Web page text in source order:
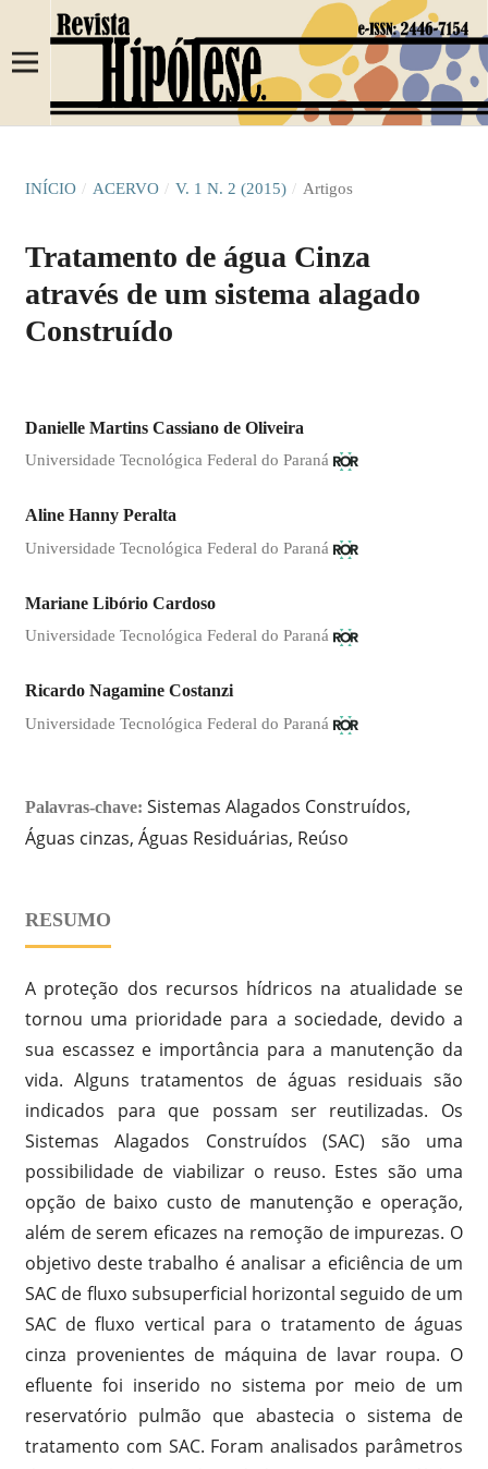
INÍCIO / ACERVO / V. 1 N. 2 (2015) / Artigos
Tratamento de água Cinza
através de um sistema alagado
Construído
Danielle Martins Cassiano de Oliveira
Universidade Tecnológica Federal do Paraná
Aline Hanny Peralta
Universidade Tecnológica Federal do Paraná
Mariane Libório Cardoso
Universidade Tecnológica Federal do Paraná
Ricardo Nagamine Costanzi
Universidade Tecnológica Federal do Paraná
Palavras-chave: Sistemas Alagados Construídos,
Águas cinzas, Águas Residuárias, Reúso
RESUMO
A proteção dos recursos hídricos na atualidade se
tornou uma prioridade para a sociedade, devido a
sua escassez e importância para a manutenção da
vida. Alguns tratamentos de águas residuais são
indicados para que possam ser reutilizadas. Os
Sistemas Alagados Construídos (SAC) são uma
possibilidade de viabilizar o reuso. Estes são uma
opção de baixo custo de manutenção e operação,
além de serem eficazes na remoção de impurezas. O
objetivo deste trabalho é analisar a eficiência de um
SAC de fluxo subsuperficial horizontal seguido de um
SAC de fluxo vertical para o tratamento de águas
cinza provenientes de máquina de lavar roupa. O
efluente foi inserido no sistema por meio de um
reservatório pulmão que abastecia o sistema de
tratamento com SAC. Foram analisados parâmetros